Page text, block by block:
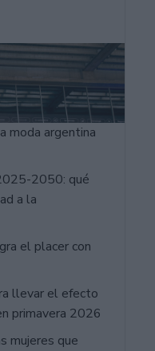
moda argentina
2050: qué
a la
el placer con
llevar el efecto
primavera 2026
mujeres que